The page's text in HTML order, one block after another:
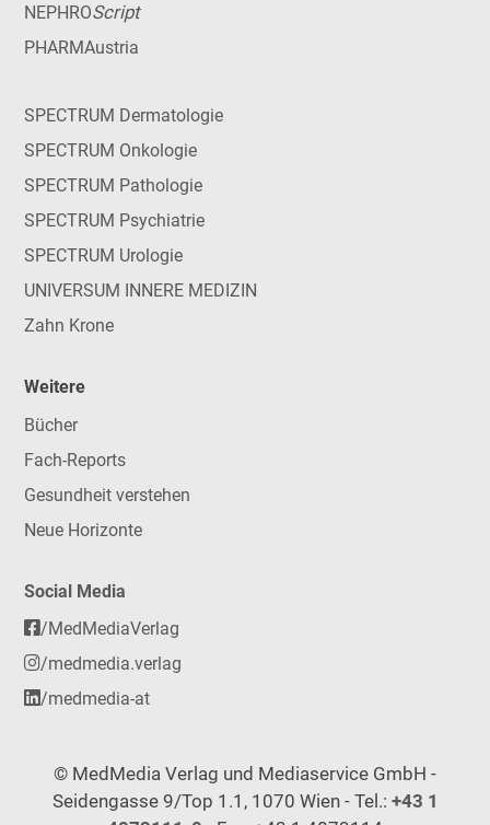
NEPHROScript
PHARMAustria
SPECTRUM Dermatologie
SPECTRUM Onkologie
SPECTRUM Pathologie
SPECTRUM Psychiatrie
SPECTRUM Urologie
UNIVERSUM INNERE MEDIZIN
Zahn Krone
Weitere
Bücher
Fach-Reports
Gesundheit verstehen
Neue Horizonte
Social Media
/MedMediaVerlag
/medmedia.verlag
/medmedia-at
© MedMedia Verlag und Mediaservice GmbH -
Seidengasse 9/Top 1.1, 1070 Wien - Tel.: +43 1